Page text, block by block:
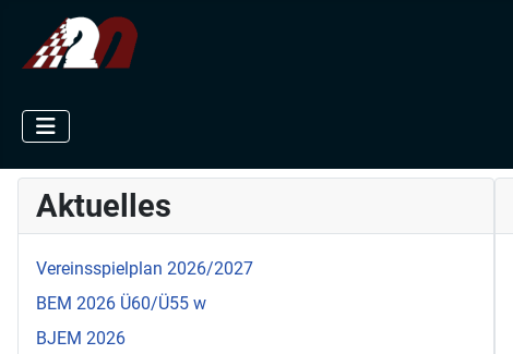
Aktuelles
Vereinsspielplan 2026/2027
BEM 2026 Ü60/Ü55 w
BJEM 2026